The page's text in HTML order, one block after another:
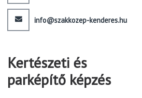
info@szakkozep-kenderes.hu
Kertészeti és
parképítő képzés